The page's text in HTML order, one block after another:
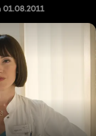
01.08.2011